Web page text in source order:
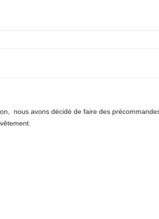
nous avons décidé de faire des